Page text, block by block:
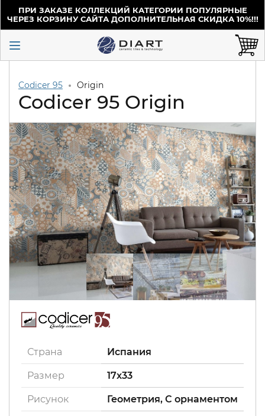
ПРИ ЗАКАЗЕ КОЛЛЕКЦИЙ КАТЕГОРИИ ПОПУЛЯРНЫЕ
ЧЕРЕЗ КОРЗИНУ САЙТА ДОПОЛНИТЕЛЬНАЯ СКИДКА 10%!!!
Codicer 95 Origin
Codicer 95 Origin
Страна Испания
Размер 17x33
Рисунок Геометрия, С орнаментом